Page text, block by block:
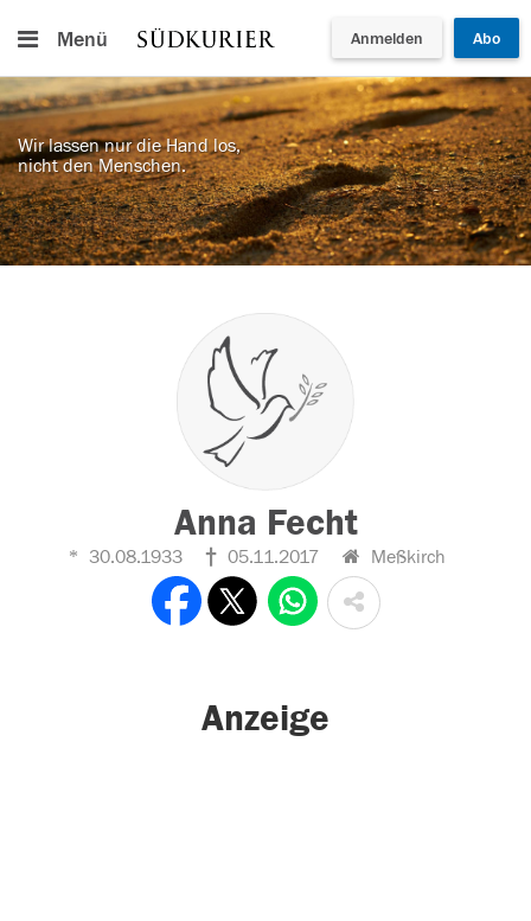
Menü Anmelden Abo
Wir lassen nur die Hand los,
nicht den Menschen.
Anna Fecht
30.08.1933 05.11.2017 Meßkirch
Anzeige